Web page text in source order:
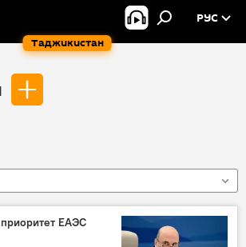
Таджикистан
РУС
ЕАЭС